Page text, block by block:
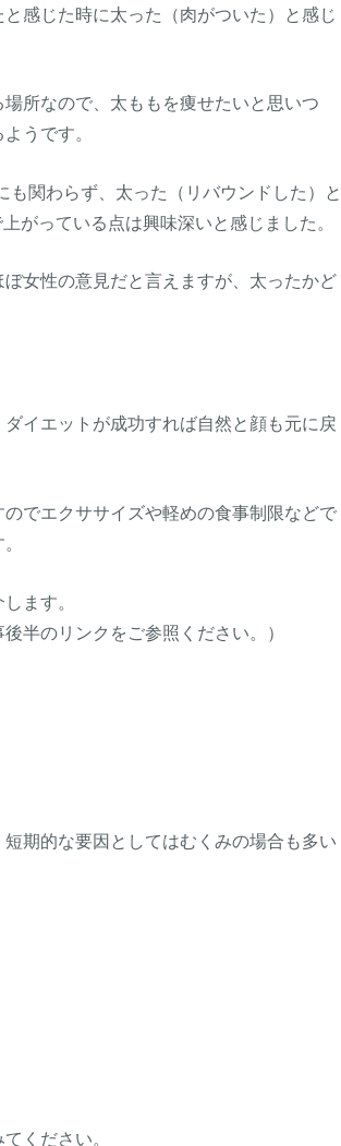
感じた時に太った（肉がついた）と感じ
所なので、太ももを痩せたいと思いつ
うです。
関わらず、太った（リバウンドした）と
がっている点は興味深いと感じました。
女性の意見だと言えますが、太ったかど
イエットが成功すれば自然と顔も元に戻
でエクササイズや軽めの食事制限などで
ます。
半のリンクをご参照ください。）
期的な要因としてはむくみの場合も多い
ください。